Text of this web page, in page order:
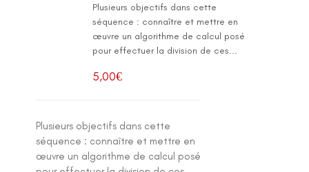
Plusieurs objectifs dans cette
séquence : connaître et mettre en
œuvre un algorithme de calcul posé
pour effectuer la division de ces...
5,00€
Plusieurs objectifs dans cette
séquence : connaître et mettre en
œuvre un algorithme de calcul posé